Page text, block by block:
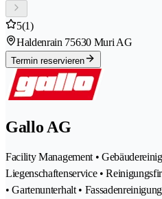
5(1)
Haldenrain 75630 Muri AG
Termin reservieren
Gallo AG
Facility Management •
Liegenschaftenservice •
• Gartenunterhalt • Fassadenreinigung